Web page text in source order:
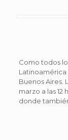
Como todos
Latinoamérica
Buenos Aires.
marzo a las 12
donde